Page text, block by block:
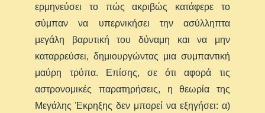
ερμηνεύσει το πώς ακριβώς κατάφερε το
σύμπαν να υπερνικήσει την ασύλληπτα
μεγάλη βαρυτική του δύναμη και να μην
καταρρεύσει, δημιουργώντας μια συμπαντική
μαύρη τρύπα. Επίσης, σε ότι αφορά τις
αστρονομικές παρατηρήσεις, η θεωρία της
Μεγάλης Έκρηξης δεν μπορεί να εξηγήσει: α)